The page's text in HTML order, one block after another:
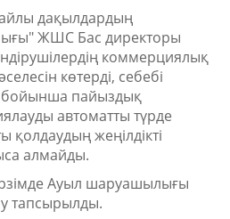
дақылдардың
ЖШС Бас директоры
коммерциялық
көтерді, себебі
пайыздық
автоматты түрде
жеңілдікті
алмайды.
Ауыл шаруашылығы
тапсырылды.